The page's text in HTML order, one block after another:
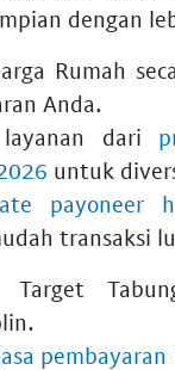
dengan
Rumah
Anda.
layanan dari
untuk
payoneer
transaksi
Target